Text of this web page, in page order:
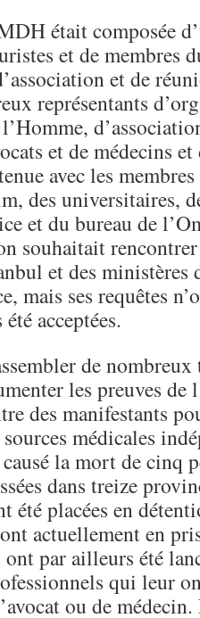
était composée
et de membres
et de
représentants
et de médecins
avec les
des universitaires,
et du bureau de
souhaitait rencontrer
et des ministères
mais ses requêtes
acceptées.
de nombreux
les preuves de
des manifestants
médicales
la mort de cinq
dans treize
été placées en
actuellement en
ont par ailleurs été
qui leur
ou de